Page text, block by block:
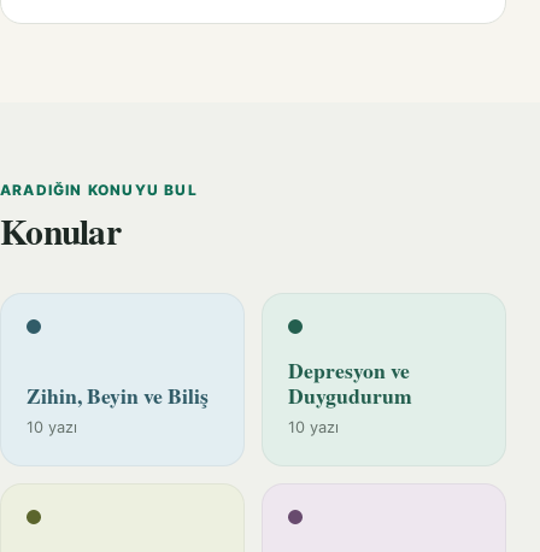
ARADIĞIN KONUYU BUL
Konular
Zihin, Beyin ve Biliş
10 yazı
Depresyon ve
Duygudurum
10 yazı